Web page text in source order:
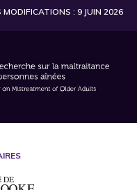
MODIFICATIONS : 9 JUIN 2026